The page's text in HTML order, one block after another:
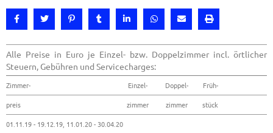
Alle Preise in Euro je Einzel- bzw. Doppelzimmer incl. örtlicher
Steuern, Gebühren und Servicecharges:
Zimmer- Einzel- Doppel-
Früh-
preis
zimmer zimmer
stück
01.11.19 - 19.12.19, 11.01.20 - 30.04.20